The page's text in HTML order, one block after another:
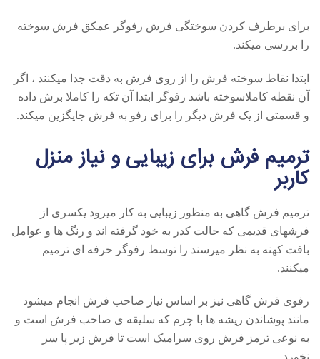
برای برطرف کردن سوختگی فرش رفوگر عمکق فرش سوخته
را بررسی میکند.
ابتدا نقاط سوخته فرش را از روی فرش به دقت جدا میکنند ، اگر
آن نقطه کاملاسوخته باشد رفوگر ابتدا آن تکه را کاملا برش داده
و قسمتی از یک فرش دیگر را برای رفو به فرش جایگزین میکند.
ترمیم فرش برای زیبایی و نیاز منزل
کاربر
ترمیم فرش گاهی به منظور زیبایی به کار میرود یکسری از
فرشهای قدیمی که حالت کدر به خود گرفته اند و رنگ ها و عوامل
بافت کهنه به نظر میرسند را توسط رفوگر حرفه ای ترمیم
میکنند.
رفوی فرش گاهی نیز بر اساس نیاز صاحب فرش انجام میشود
مانند پوشاندن ریشه ها با چرم که سلیقه ی صاحب فرش است و
به نوعی ترمز فرش روی سرامیک است تا فرش زیر پا سر